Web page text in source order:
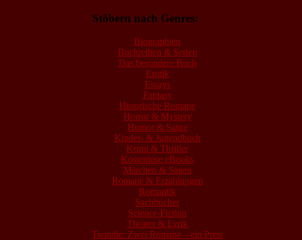
Stöbern nach Genres:
Biographien
Buchreihen & Serien
Das besondere Buch
Erotik
Essays
Fantasy
Historische Romane
Horror & Mystery
Humor & Satire
Kinder- & Jugendbuch
Krimi & Thriller
Kostenlose eBooks
Märchen & Sagen
Romane & Erzählungen
Romantik
Sachbücher
Science-Fiction
Theater & Lyrik
Twindie: Zwei Romane – ein Preis